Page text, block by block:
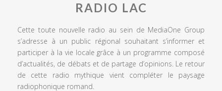
RADIO LAC
Cette toute nouvelle radio au sein de MediaOne Group
s’adresse à un public régional souhaitant s’informer et
participer à la vie locale grâce à un programme composé
d’actualités, de débats et de partage d’opinions. Le retour
de cette radio mythique vient compléter le paysage
radiophonique romand.